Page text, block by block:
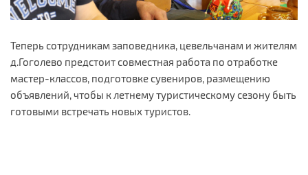
Теперь сотрудникам заповедника, цевельчанам и жителям
д.Гоголево предстоит совместная работа по отработке
мастер-классов, подготовке сувениров, размещению
объявлений, чтобы к летнему туристическому сезону быть
готовыми встречать новых туристов.